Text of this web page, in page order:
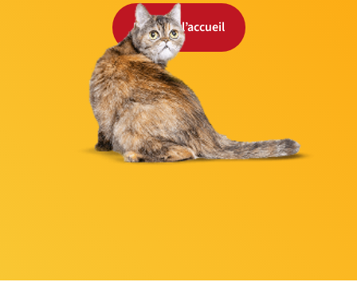
Retour à l’accueil